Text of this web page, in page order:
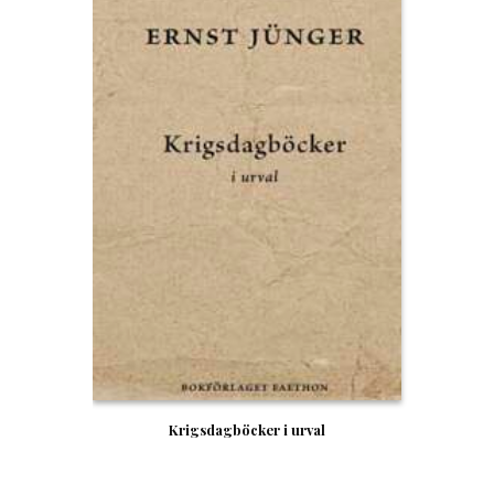
Krigsdagböcker i urval